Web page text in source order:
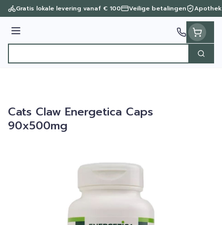
Ga naar de inhoud
Gratis lokale levering vanaf € 100 Veilige betalingen
Menu
Zoek
Cats Claw Energetica Caps
90x500mg